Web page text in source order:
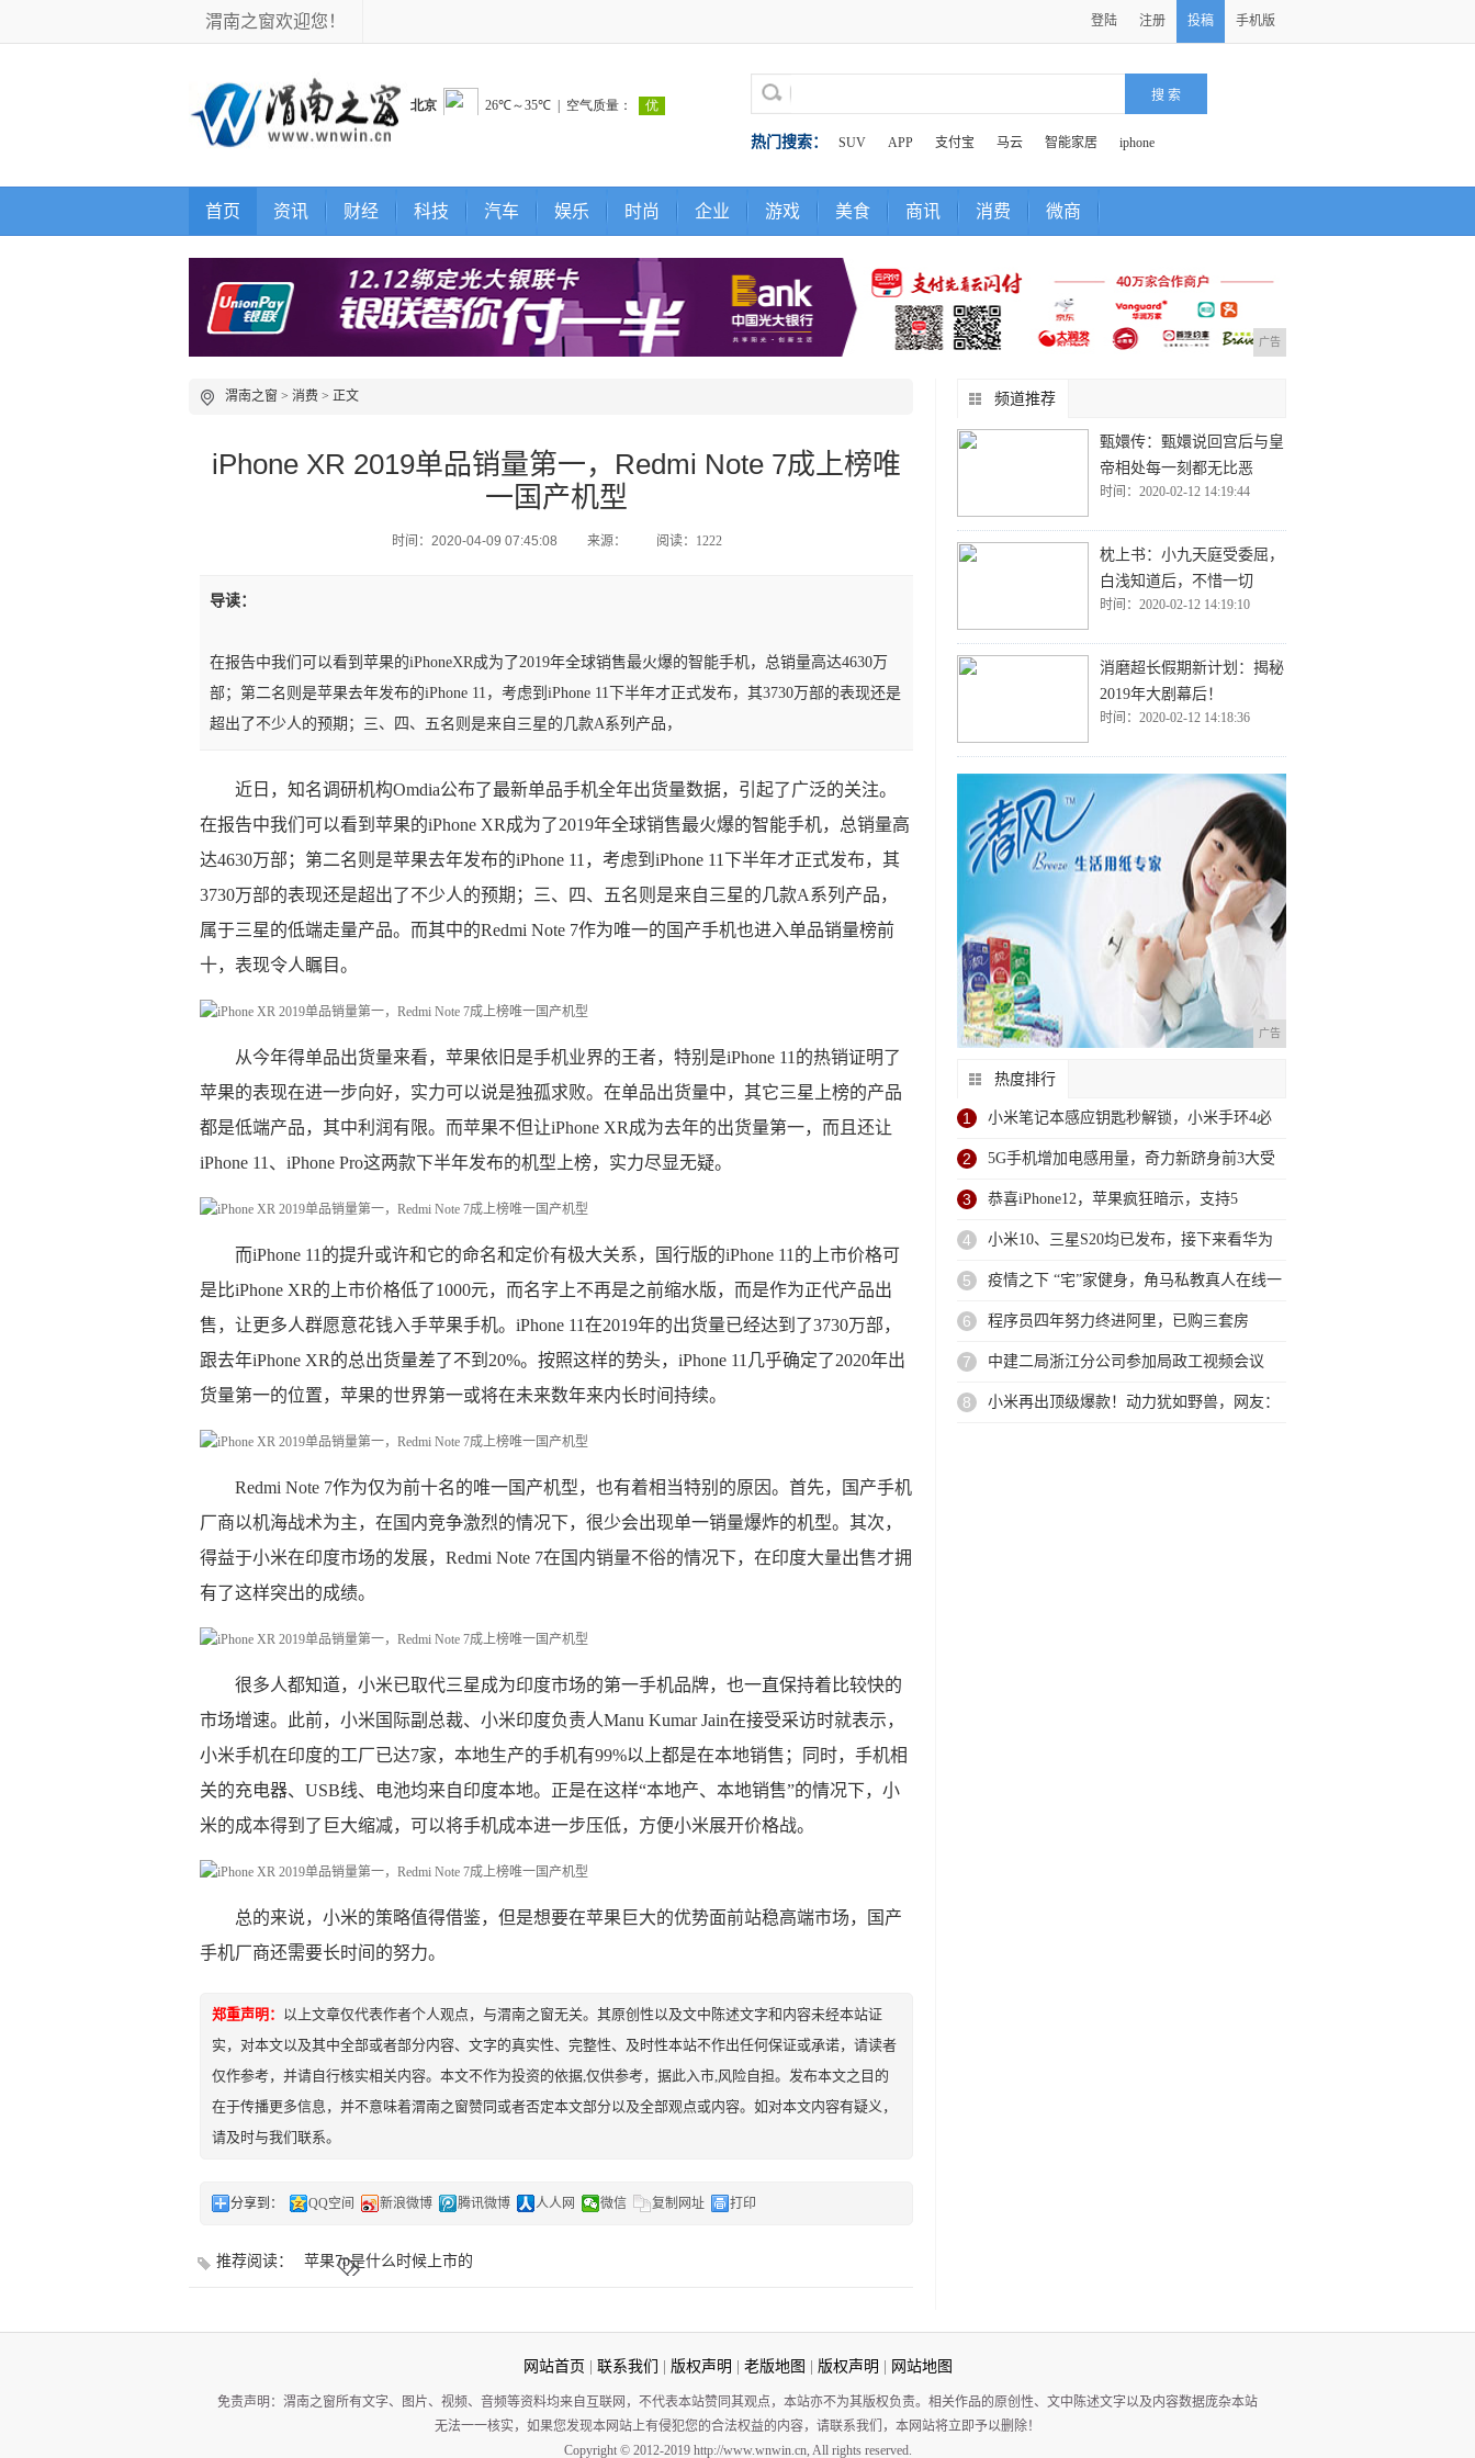
渭南之窗欢迎您！ 登陆 注册 投稿 手机版
热门搜索： SUV APP 支付宝 马云 智能家居 iphone
首页 资讯 财经 科技 汽车 娱乐 时尚 企业 游戏 美食 商讯 消费 微商
广告
渭南之窗 > 消费 > 正文
iPhone XR 2019单品销量第一，Redmi Note 7成上榜唯
一国产机型
时间：2020-04-09 07:45:08 来源： 阅读：1222
导读：
在报告中我们可以看到苹果的iPhoneXR成为了2019年全球销售最火爆的智能手机，总销量高达4630万
部；第二名则是苹果去年发布的iPhone 11，考虑到iPhone 11下半年才正式发布，其3730万部的表现还是
超出了不少人的预期；三、四、五名则是来自三星的几款A系列产品，
近日，知名调研机构Omdia公布了最新单品手机全年出货量数据，引起了广泛的关注。
在报告中我们可以看到苹果的iPhone XR成为了2019年全球销售最火爆的智能手机，总销量高
达4630万部；第二名则是苹果去年发布的iPhone 11，考虑到iPhone 11下半年才正式发布，其
3730万部的表现还是超出了不少人的预期；三、四、五名则是来自三星的几款A系列产品，
属于三星的低端走量产品。而其中的Redmi Note 7作为唯一的国产手机也进入单品销量榜前
十，表现令人瞩目。
从今年得单品出货量来看，苹果依旧是手机业界的王者，特别是iPhone 11的热销证明了
苹果的表现在进一步向好，实力可以说是独孤求败。在单品出货量中，其它三星上榜的产品
都是低端产品，其中利润有限。而苹果不但让iPhone XR成为去年的出货量第一，而且还让
iPhone 11、iPhone Pro这两款下半年发布的机型上榜，实力尽显无疑。
而iPhone 11的提升或许和它的命名和定价有极大关系，国行版的iPhone 11的上市价格可
是比iPhone XR的上市价格低了1000元，而名字上不再是之前缩水版，而是作为正代产品出
售，让更多人群愿意花钱入手苹果手机。iPhone 11在2019年的出货量已经达到了3730万部，
跟去年iPhone XR的总出货量差了不到20%。按照这样的势头，iPhone 11几乎确定了2020年出
货量第一的位置，苹果的世界第一或将在未来数年来内长时间持续。
Redmi Note 7作为仅为前十名的唯一国产机型，也有着相当特别的原因。首先，国产手机
厂商以机海战术为主，在国内竞争激烈的情况下，很少会出现单一销量爆炸的机型。其次，
得益于小米在印度市场的发展，Redmi Note 7在国内销量不俗的情况下，在印度大量出售才拥
有了这样突出的成绩。
很多人都知道，小米已取代三星成为印度市场的第一手机品牌，也一直保持着比较快的
市场增速。此前，小米国际副总裁、小米印度负责人Manu Kumar Jain在接受采访时就表示，
小米手机在印度的工厂已达7家，本地生产的手机有99%以上都是在本地销售；同时，手机相
关的充电器、USB线、电池均来自印度本地。正是在这样“本地产、本地销售”的情况下，小
米的成本得到了巨大缩减，可以将手机成本进一步压低，方便小米展开价格战。
总的来说，小米的策略值得借鉴，但是想要在苹果巨大的优势面前站稳高端市场，国产
手机厂商还需要长时间的努力。
郑重声明： 以上文章仅代表作者个人观点，与渭南之窗无关。其原创性以及文中陈述文字和内容未经本站证
实，对本文以及其中全部或者部分内容、文字的真实性、完整性、及时性本站不作出任何保证或承诺，请读者
仅作参考，并请自行核实相关内容。本文不作为投资的依据,仅供参考，据此入市,风险自担。发布本文之目的
在于传播更多信息，并不意味着渭南之窗赞同或者否定本文部分以及全部观点或内容。如对本文内容有疑义，
请及时与我们联系。
分享到： QQ空间 新浪微博 腾讯微博 人人网 微信 复制网址 打印
推荐阅读： 苹果7p是什么时候上市的
频道推荐
甄嬛传：甄嬛说回宫后与皇
帝相处每一刻都无比恶
时间：2020-02-12 14:19:44
枕上书：小九天庭受委屈，
白浅知道后，不惜一切
时间：2020-02-12 14:19:10
消磨超长假期新计划：揭秘
2019年大剧幕后！
时间：2020-02-12 14:18:36
广告
热度排行
1 小米笔记本感应钥匙秒解锁，小米手环4必
备新
2 5G手机增加电感用量，奇力新跻身前3大受
益
3 恭喜iPhone12，苹果疯狂暗示，支持5
4 小米10、三星S20均已发布，接下来看华为
5 疫情之下 “宅”家健身，角马私教真人在线一
6 程序员四年努力终进阿里，已购三套房
7 中建二局浙江分公司参加局政工视频会议
8 小米再出顶级爆款！动力犹如野兽，网友：
网站首页 联系我们 版权声明 老版地图 版权声明 网站地图
免责声明：渭南之窗所有文字、图片、视频、音频等资料均来自互联网，不代表本站赞同其观点，本站亦不为其版权负责。相关作品的原创性、文中陈述文字以及内容数据庞杂本站
无法一一核实，如果您发现本网站上有侵犯您的合法权益的内容，请联系我们，本网站将立即予以删除！
Copyright © 2012-2019 http://www.wnwin.cn, All rights reserved.